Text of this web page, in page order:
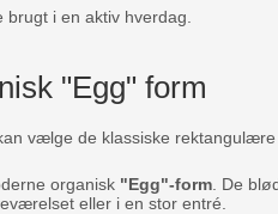
i en aktiv hverdag.
"Egg" form
vælge de klassiske
organisk "Egg"-form . De
eller i en stor entré.